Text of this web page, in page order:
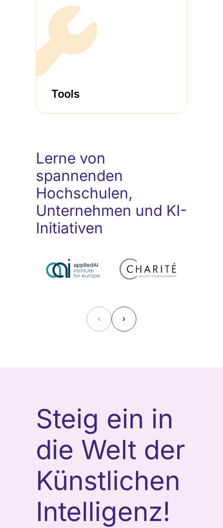
Tools
Lerne von
spannenden
Hochschulen,
Unternehmen und KI-
Initiativen
˂ ˃
Steig ein in
die Welt der
Künstlichen
Intelligenz!